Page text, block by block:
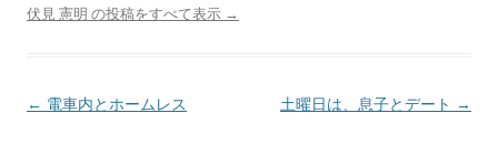
伏見 憲明 の投稿をすべて表示 →
投
← 電車内とホームレス 土曜日は、息子とデート →